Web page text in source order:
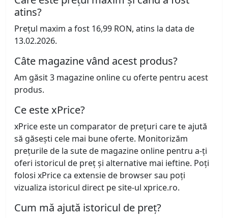
atins?
Prețul maxim a fost 16,99 RON, atins la data de
13.02.2026.
Câte magazine vând acest produs?
Am găsit 3 magazine online cu oferte pentru acest
produs.
Ce este xPrice?
xPrice este un comparator de prețuri care te ajută
să găsești cele mai bune oferte. Monitorizăm
prețurile de la sute de magazine online pentru a-ți
oferi istoricul de preț și alternative mai ieftine. Poți
folosi xPrice ca extensie de browser sau poți
vizualiza istoricul direct pe site-ul xprice.ro.
Cum mă ajută istoricul de preț?